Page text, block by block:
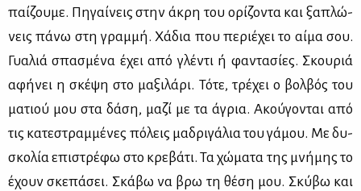
παί­ζου­με. Πη­γαί­νεις στην άκρη του ορί­ζο­ντα και ξα­πλώ­
νεις πά­νω στη γραμ­μή. Χά­δια που πε­ριέ­χει το αί­μα σου.
Γυα­λιά σπα­σμέ­να έχει από γλέ­ντι ή φα­ντα­σί­ες. Σκου­ριά
αφή­νει η σκέ­ψη στο μα­ξι­λά­ρι. Τό­τε, τρέ­χει ο βολ­βός του
μα­τιού μου στα δά­ση, μα­ζί με τα άγρια. Ακού­γο­νται από
τις κα­τε­στραμ­μέ­νες πό­λεις μα­δρι­γά­λια του γά­μου. Με δυ­
σκο­λία επι­στρέ­φω στο κρε­βά­τι. Τα χώ­μα­τα της μνή­μης το
έχουν σκε­πά­σει. Σκά­βω να βρω τη θέ­ση μου. Σκύ­βω και